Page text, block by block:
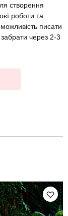
створення
роботи та
писати
через 2-3